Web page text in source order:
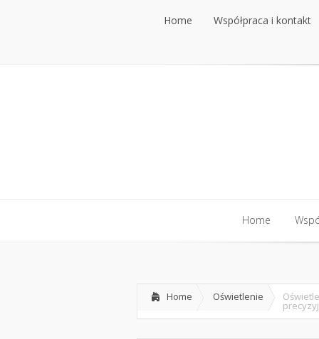
Home Współpraca i kontakt
Współpraca i kontakt
Home
Home Oświetlenie